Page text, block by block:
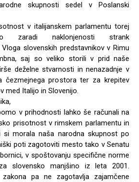
skupnosti sedel v Poslanski
v italijanskem parlamentu torej
zaradi naklonjenosti strank
slovenskih predstavnikov v Rimu
saj so veliko storili v prid naše
deželne stvarnosti in nenazadnje v
čezmejnega prostora ter za krepitev
med Italijo in Slovenijo.
v prihodnosti lahko še računali na
prisotnost v rimskem parlamentu in
si morala naša narodna skupnost po
poti zagotoviti mesto tako v Senatu
v spoštovanju specifične norme
slovensko manjšino iz leta 2001.
zakona pa ne zagotavlja zajamčene